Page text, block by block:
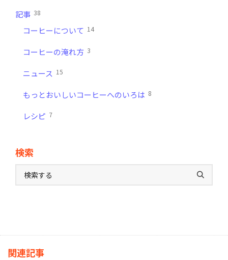
記事 38
コーヒーについて 14
コーヒーの淹れ方 3
ニュース 15
もっとおいしいコーヒーへのいろは 8
レシピ 7
検索
関連記事